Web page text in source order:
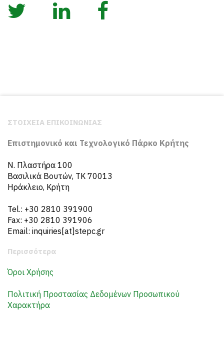
ΣΤΟΙΧΕΙΑ ΕΠΙΚΟΙΝΩΝΙΑΣ
Επιστημονικό και Τεχνολογικό Πάρκο Κρήτης
N. Πλαστήρα 100
Βασιλικά Βουτών, ΤΚ 70013
Ηράκλειο, Κρήτη
Tel.: +30 2810 391900
Fax: +30 2810 391906
Email: inquiries[at]stepc.gr
Περισσότερα
Όροι Χρήσης
Πολιτική Προστασίας Δεδομένων Προσωπικού
Χαρακτήρα